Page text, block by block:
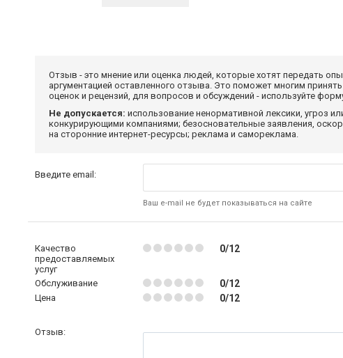
Отзыв - это мнение или оценка людей, которые хотят передать
аргументацией оставленного отзыва. Это поможет многим
оценок и рецензий, для вопросов и обсуждений - используйте
Не допускается: использование ненормативной лексики, угроз
конкурирующими компаниями; безосновательные заявления,
на сторонние интернет-ресурсы; реклама и самореклама.
Введите email:
Ваш e-mail не будет показываться на сайте
Качество
предоставляемых
услуг
0/12
Обслуживание 0/12
Цена 0/12
Отзыв: